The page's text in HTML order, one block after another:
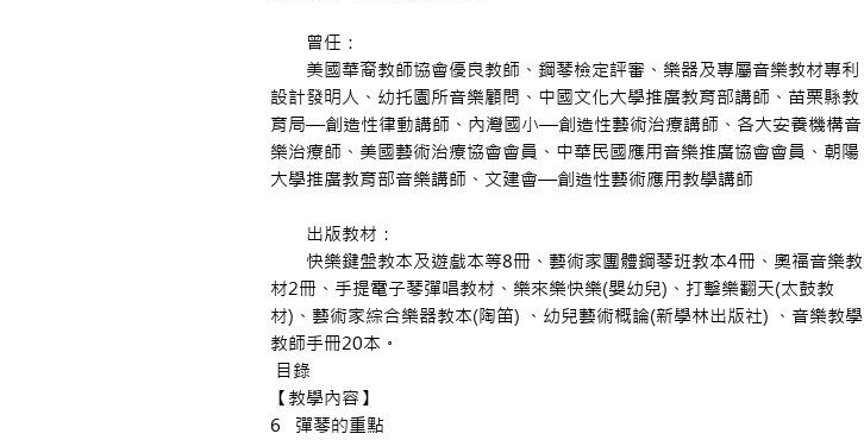
曾任：
美國華裔教師協會優良教師、鋼琴檢定評審、樂器及專屬音樂教材專利
設計發明人、幼托園所音樂顧問、中國文化大學推廣教育部講師、苗栗縣教
育局—創造性律動講師、內灣國小—創造性藝術治療講師、各大安養機構音
樂治療師、美國藝術治療協會會員、中華民國應用音樂推廣協會會員、朝陽
大學推廣教育部音樂講師、文建會—創造性藝術應用教學講師
出版教材：
快樂鍵盤教本及遊戲本等8冊、藝術家團體鋼琴班教本4冊、奧福音樂教
材2冊、手提電子琴彈唱教材、樂來樂快樂(嬰幼兒)、打擊樂翻天(太鼓教
材)、藝術家綜合樂器教本(陶笛) 、幼兒藝術概論(新學林出版社) 、音樂教學
教師手冊20本。
目錄
【教學內容】
6 彈琴的重點